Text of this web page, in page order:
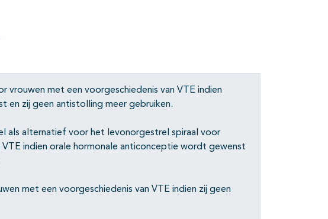
vrouwen met een voorgeschiedenis van VTE indien
en zij geen antistolling meer gebruiken.
als alternatief voor het levonorgestrel spiraal voor
indien orale hormonale anticonceptie wordt gewenst
met een voorgeschiedenis van VTE indien zij geen